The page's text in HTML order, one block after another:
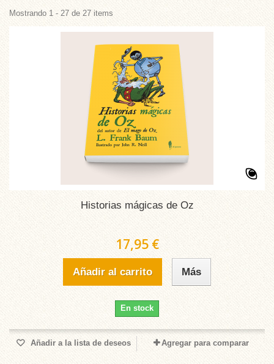
Mostrando 1 - 27 de 27 items
Historias mágicas de Oz
17,95 €
Añadir al carrito Más
En stock
Añadir a la lista de deseos Agregar para comparar